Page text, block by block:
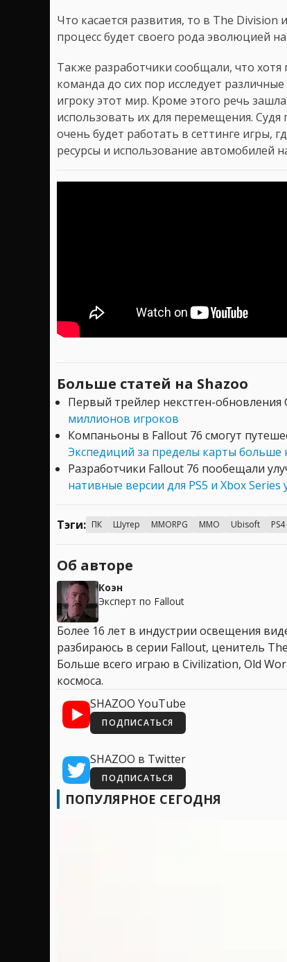
Что касается развития, то в The Division
процесс будет своего рода эволюцией
Также разработчики сообщали, что
команда до сих пор исследует
игроку этот мир. Кроме этого речь
использовать их для перемещения.
очень будет работать в сеттинге игры,
ресурсы и использование автомобилей
Больше статей на Shazoo
Первый трейлер некстген-обновления
миллионов игроков
Компаньоны в Fallout 76 смогут
Экспедиций за пределы карты больше
Разработчики Fallout 76 пообещали
нативные версии для PS5 и Xbox
Тэги: ПК Шутер MMORPG MMO Ubisoft PS4
Об авторе
Коэн
Эксперт по Fallout
Более 16 лет в индустрии освещения
разбираюсь в серии Fallout, ценитель
Больше всего играю в Civilization, Old
космоса.
SHAZOO YouTube
ПОДПИСАТЬСЯ
SHAZOO в Twitter
ПОДПИСАТЬСЯ
ПОПУЛЯРНОЕ СЕГОДНЯ